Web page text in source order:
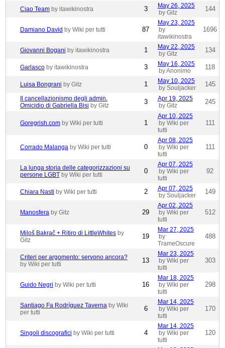
Ciao Team by itawikinostra 3
May 26, 2025
by Gitz
144
Damiano David by Wiki per tutti 87
May 23, 2025
by
itawikinostra
1696
Giovanni Bogani by itawikinostra 1
May 22, 2025
by Gitz
134
Garlasco by itawikinostra 3
May 16, 2025
by Anonimo
118
Luisa Bongrani by Gitz 1
May 10, 2025
by Souljacker
145
Il cancellazionismo degli admin.
Omicidio di Gabriella Bisi by Gitz 3
Apr 19, 2025
by Gitz
245
Goregrish.com by Wiki per tutti 1
Apr 10, 2025
by Wiki per
tutti
111
Corrado Malanga by Wiki per tutti 0
Apr 08, 2025
by Wiki per
tutti
111
La lunga storia delle categorizzazioni su
persone LGBT by Wiki per tutti 0
Apr 07, 2025
by Wiki per
tutti
92
Chiara Nasti by Wiki per tutti 2
Apr 07, 2025
by Souljacker
149
Manosfera by Gitz 29
Apr 02, 2025
by Wiki per
tutti
512
Miloš Bakrač + Ritiro di LittleWhites by
Gitz
19
Mar 27, 2025
by
TrameOscure
488
Criteri per argomento: servono ancora?
by Wiki per tutti
13
Mar 23, 2025
by Wiki per
tutti
303
Guido Negri by Wiki per tutti 16
Mar 18, 2025
by Wiki per
tutti
298
Santiago Fa Rodríguez Taverna by Wiki
per tutti
6
Mar 14, 2025
by Wiki per
tutti
170
Singoli discografici by Wiki per tutti 4
Mar 14, 2025
by Wiki per
tutti
120